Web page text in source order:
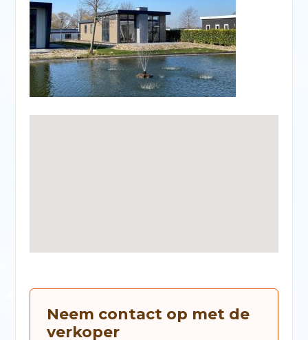
Neem contact op met de
verkoper